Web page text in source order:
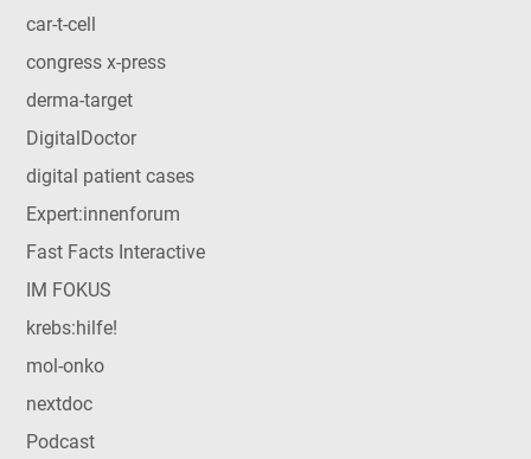
car-t-cell
congress x-press
derma-target
DigitalDoctor
digital patient cases
Expert:innenforum
Fast Facts Interactive
IM FOKUS
krebs:hilfe!
mol-onko
nextdoc
Podcast